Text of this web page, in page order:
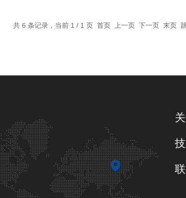
共 6 条记录，当前 1 / 1 页 首页 上一页 下一页 末页